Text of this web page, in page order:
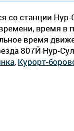
со станции Нур-
время в
время
807Й Нур-
, Курорт-